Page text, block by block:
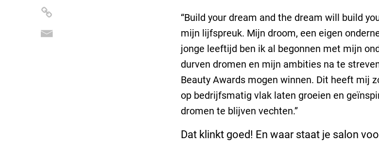
“Build your dream and the dream will build
mijn lijfspreuk. Mijn droom, een eigen
jonge leeftijd ben ik al begonnen met mijn
durven dromen en mijn ambities na te
Beauty Awards mogen winnen. Dit heeft mij
op bedrijfsmatig vlak laten groeien en
dromen te blijven vechten.”
Dat klinkt goed! En waar staat je salon